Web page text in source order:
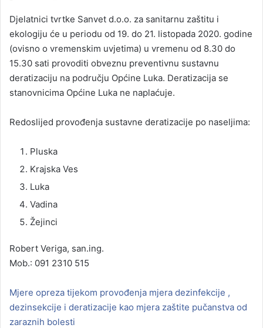
Djelatnici tvrtke Sanvet d.o.o. za sanitarnu zaštitu i
ekologiju će u periodu od 19. do 21. listopada 2020. godine
(ovisno o vremenskim uvjetima) u vremenu od 8.30 do
15.30 sati provoditi obveznu preventivnu sustavnu
deratizaciju na području Općine Luka. Deratizacija se
stanovnicima Općine Luka ne naplaćuje.
Redoslijed provođenja sustavne deratizacije po naseljima:
Pluska
Krajska Ves
Luka
Vadina
Žejinci
Robert Veriga, san.ing.
Mob.: 091 2310 515
Mjere opreza tijekom provođenja mjera dezinfekcije ,
dezinsekcije i deratizacije kao mjera zaštite pučanstva od
zaraznih bolesti